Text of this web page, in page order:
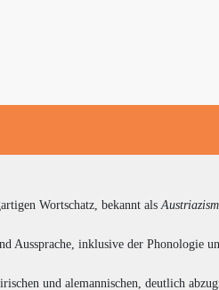
Wortschatz, bekannt als
Aussprache, inklusive der Phonologie
und alemannischen, deutlich